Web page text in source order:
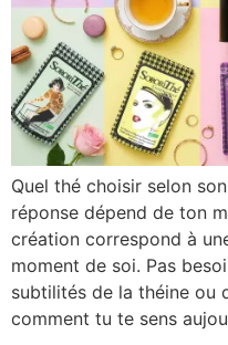
Quel thé choisir selon
réponse dépend de ton
création correspond à
moment de soi. Pas
subtilités de la théine
comment tu te sens